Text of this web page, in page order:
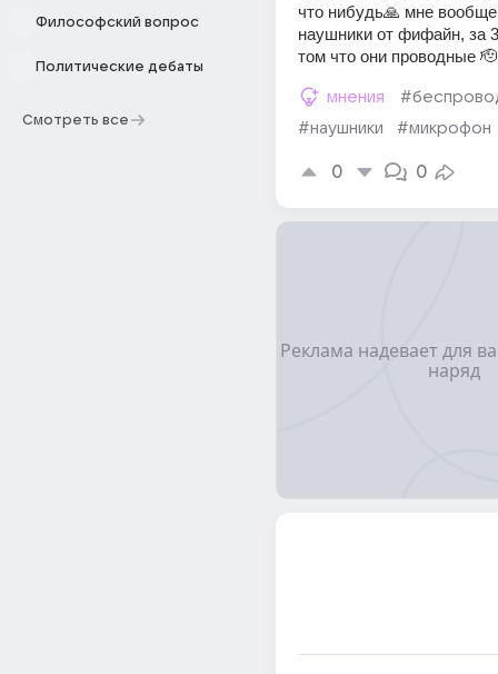
Философский вопрос
Политические дебаты
Смотреть все
что нибудь🙏 мне вообще
наушники от фифайн, за
том что они проводные 🫡
мнения
#наушники
#микрофон
0 0